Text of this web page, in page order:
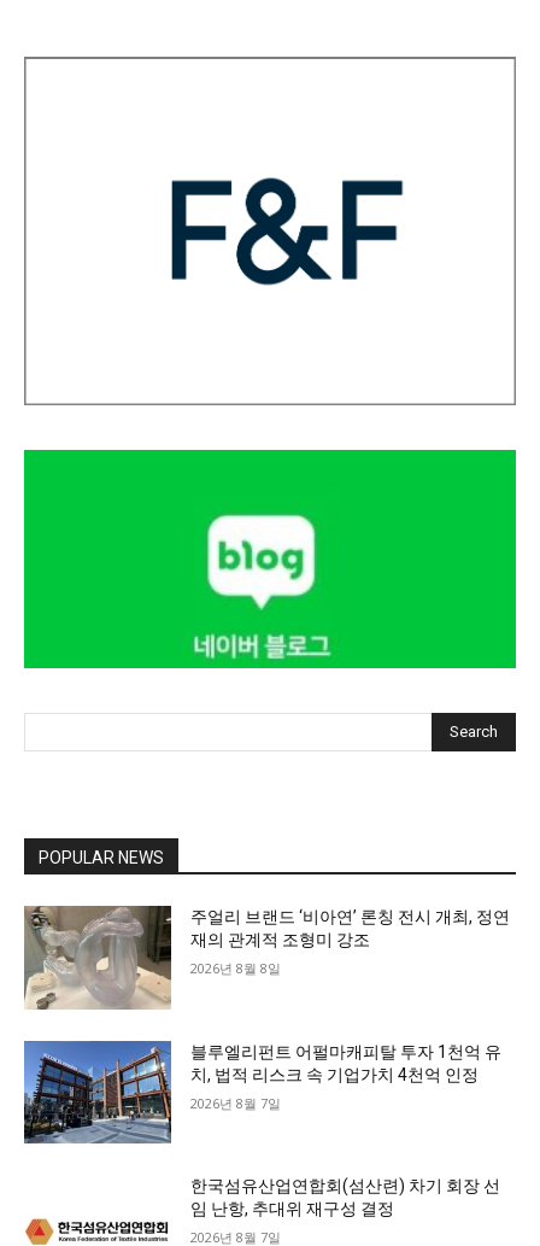
Search
POPULAR NEWS
주얼리 브랜드 ‘비아연’ 론칭 전시 개최, 정연
재의 관계적 조형미 강조
2026년 8월 8일
블루엘리펀트 어펄마캐피탈 투자 1천억 유
치, 법적 리스크 속 기업가치 4천억 인정
2026년 8월 7일
한국섬유산업연합회(섬산련) 차기 회장 선
임 난항, 추대위 재구성 결정
2026년 8월 7일